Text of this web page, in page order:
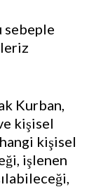
sebeple
Kurban,
kişisel
kişisel
işlenen